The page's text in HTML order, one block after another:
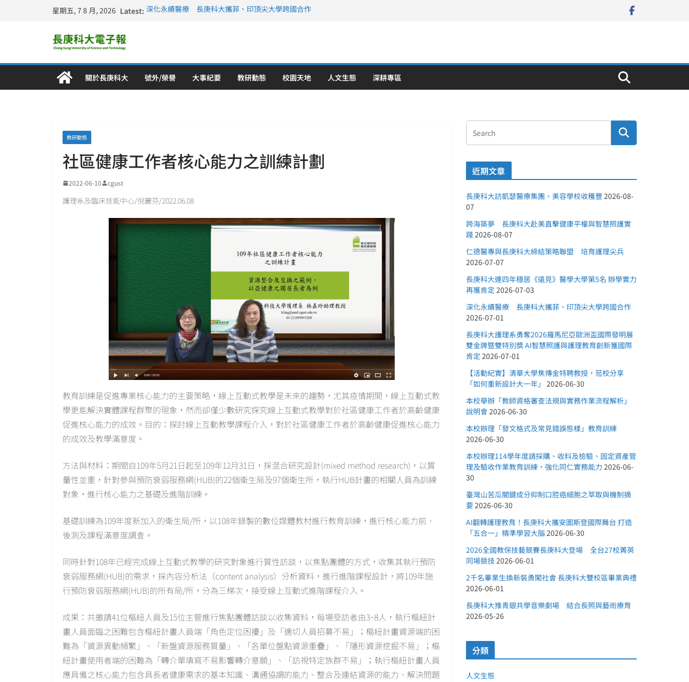
星期五, 7 8 月, 2026 Latest: 深化永續醫療 長庚科大攜菲、印頂尖大學跨國合作
關於長庚科大 號外/榮譽 大事紀要 教研動態 校園天地 人文生態 深耕專區
教研動態
社區健康工作者核心能力之訓練計劃
2022-06-10 cgust
護理系及臨床技能中心/倪麗芬/2022.06.08
教育訓練是促進專業核心能力的主要策略，線上互動式教學是未來的趨勢，尤其疫情期間，線上互動式教
學更能解決實體課程群聚的現象，然而卻僅少數研究探究線上互動式教學對於社區健康工作者於高齡健康
促進核心能力的成效。目的：探討線上互動教學課程介入，對於社區健康工作者於高齡健康促進核心能力
的成效及教學滿意度。
方法與材料：期間自109年5月21日起至109年12月31日，採混合研究設計(mixed method research)，以質
量性並重，針對參與預防衰弱服務網(HUB)的22個衛生局及97個衛生所，執行HUB計畫的相關人員為訓練
對象，進行核心能力之基礎及進階訓練。
基礎訓練為109年度新加入的衛生局/所，以108年錄製的數位媒體教材進行教育訓練，進行核心能力前、
後測及課程滿意度調查。
同時針對108年已經完成線上互動式教學的研究對象進行質性訪談，以焦點團體的方式，收集其執行預防
衰弱服務網(HUB)的需求，採內容分析法（content analysis）分析資料，進行進階課程設計，將109年施
行預防衰弱服務網(HUB)的所有局/所，分為三梯次，接受線上互動式進階課程介入。
成果：共邀請41位樞紐人員及15位主管進行焦點團體訪談以收集資料，每場受訪者由3~8人，執行樞紐計
畫人員面臨之困難包含樞紐計畫人員端「角色定位困擾」及「適切人員招募不易」；樞紐計畫資源端的困
難為「資源異動頻繁」、「新盤資源服務質量」、「各單位盤點資源重疊」、「隱形資源挖掘不易」；樞
紐計畫使用者端的困難為「轉介單填寫不易影響轉介意願」、「訪視特定族群不易」；執行樞紐計畫人員
應具備之核心能力包含具長者健康需求的基本知識、溝通協調的能力、整合及連結資源的能力、解決問題
近期文章
長庚科大訪凱瑟醫療集團、美容學校收穫豐 2026-08-
07
跨海築夢 長庚科大赴美直擊健康平權與智慧照護實
踐2026-08-07
仁德醫專與長庚科大締結策略聯盟 培育護理尖兵
2026-07-07
長庚科大連四年穩居《遠見》醫學大學第5名 辦學實力
再獲肯定 2026-07-03
深化永續醫療 長庚科大攜菲、印頂尖大學跨國合作
2026-07-01
長庚科大護理系勇奪2026羅馬尼亞歐洲盃國際發明展
雙金牌暨雙特別獎 AI智慧照護與護理教育創新獲國際
肯定 2026-07-01
【活動紀實】清華大學焦傳金特聘教授，蒞校分享
「如何重新設計大一年」 2026-06-30
本校舉辦「教師資格審查法規與實務作業流程解析」
說明會2026-06-30
本校辦理「發文格式及常見錯誤態樣」教育訓練
2026-06-30
本校辦理114學年度請採購、收料及檢驗、固定資產管
理及驗收作業教育訓練，強化同仁實務能力 2026-06-
30
臺灣山苦瓜關鍵成分抑制口腔癌細胞之萃取與機制摘
要2026-06-30
AI翻轉護理教育！長庚科大攜安圖斯登國際舞台 打造
「五合一」精準學習大腦 2026-06-30
2026全國教保技藝競賽長庚科大登場 全台27校菁英
同場競技 2026-06-01
2千名畢業生換新裝勇闖社會 長庚科大雙校區畢業典禮
2026-06-01
長庚科大推青銀共學音樂劇場 結合長照與藝術療育
2026-05-26
分類
人文生態